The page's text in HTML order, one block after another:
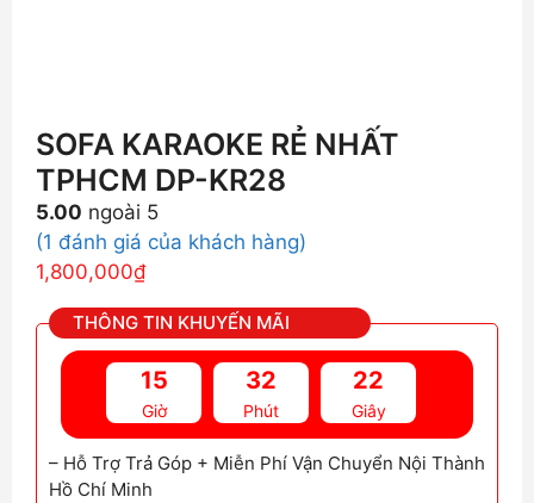
SOFA KARAOKE RẺ NHẤT
TPHCM DP-KR28
5.00 ngoài 5
(1 đánh giá của khách hàng)
1,800,000₫
THÔNG TIN KHUYẾN MÃI
15
Giờ
32
Phút
21
Giây
– Hỗ Trợ Trả Góp + Miễn Phí Vận Chuyển Nội Thành
Hồ Chí Minh